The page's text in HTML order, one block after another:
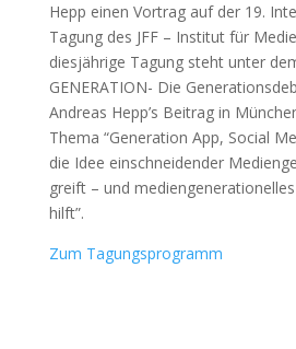
Hepp einen Vortrag auf der 19.
Tagung des JFF – Institut für
diesjährige Tagung steht unter
GENERATION- Die
Andreas Hepp’s Beitrag in
Thema “Generation App, Social
die Idee einschneidender
greift – und
hilft”.
Zum Tagungsprogramm